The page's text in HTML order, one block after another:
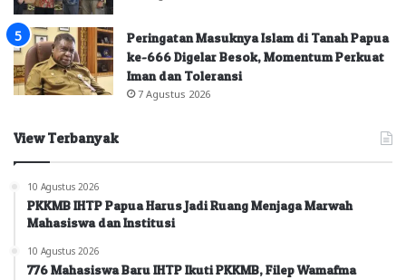
Peringatan Masuknya Islam di Tanah Papua
ke-666 Digelar Besok, Momentum Perkuat
Iman dan Toleransi
7 Agustus 2026
View Terbanyak
10 Agustus 2026
PKKMB IHTP Papua Harus Jadi Ruang Menjaga Marwah
Mahasiswa dan Institusi
10 Agustus 2026
776 Mahasiswa Baru IHTP Ikuti PKKMB, Filep Wamafma